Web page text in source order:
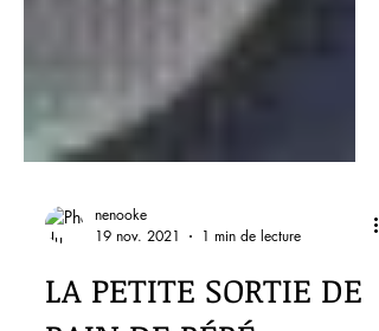
nenooke
19 nov. 2021
1 min de lecture